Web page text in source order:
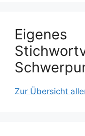
Eigenes
Zur Übersicht